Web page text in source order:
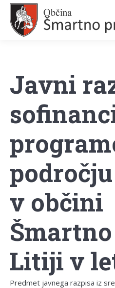
Javni
v občini
Litiji v
Predmet javnega razpisa iz